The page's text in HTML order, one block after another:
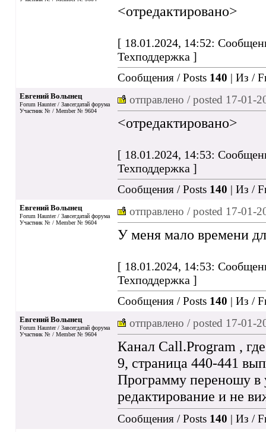
<отредактировано>
[ 18.01.2024, 14:52:
Техподдержка ]
Сообщения / Posts 140 | Из /
Евгений Волынец
Forum Haunter / Завсегдатай форума
Участник № / Member № 9604
отправлено / posted 17-01-
<отредактировано>
[ 18.01.2024, 14:53:
Техподдержка ]
Сообщения / Posts 140 | Из /
Евгений Волынец
Forum Haunter / Завсегдатай форума
Участник № / Member № 9604
отправлено / posted 17-01-
У меня мало времени
[ 18.01.2024, 14:53:
Техподдержка ]
Сообщения / Posts 140 | Из /
Евгений Волынец
Forum Haunter / Завсегдатай форума
Участник № / Member № 9604
отправлено / posted 17-01-
Канал Call.Program ,
9, страница 440-441
Программу переношу
редактирование и не
Сообщения / Posts 140 | Из /